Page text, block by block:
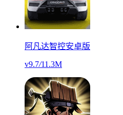
阿凡达智控安卓版
v9.7/11.3M